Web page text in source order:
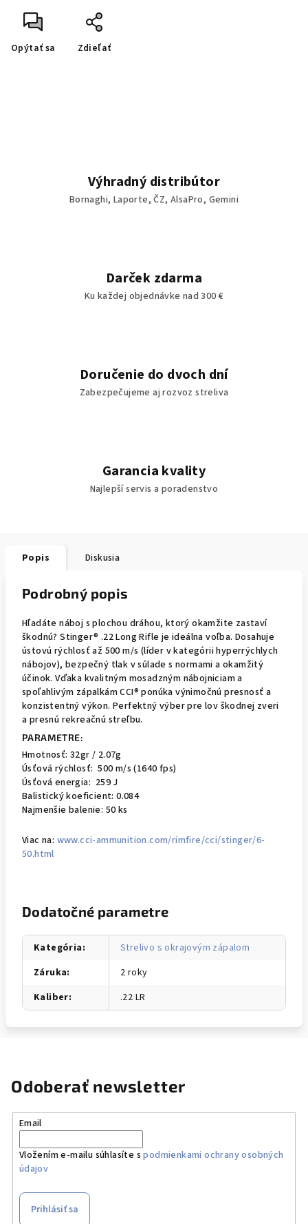
Opýtať sa Zdieľať
Výhradný distribútor
Bornaghi, Laporte, ČZ, AlsaPro, Gemini
Darček zdarma
Ku každej objednávke nad 300 €
Doručenie do dvoch dní
Zabezpečujeme aj rozvoz streliva
Garancia kvality
Najlepší servis a poradenstvo
Popis Diskusia
Podrobný popis
Hľadáte náboj s plochou dráhou, ktorý okamžite zastaví
škodnú? Stinger® .22 Long Rifle je ideálna voľba. Dosahuje
ústovú rýchlosť až 500 m/s (líder v kategórii hyperrýchlych
nábojov), bezpečný tlak v súlade s normami a okamžitý
účinok. Vďaka kvalitným mosadzným nábojniciam a
spoľahlivým zápalkám CCI® ponúka výnimočnú presnosť a
konzistentný výkon. Perfektný výber pre lov škodnej zveri
a presnú rekreačnú streľbu.
PARAMETRE:
Hmotnosť: 32gr / 2.07g
Úsťová rýchlosť: 500 m/s (1640 fps)
Úsťová energia: 259 J
Balistický koeficient: 0.084
Najmenšie balenie: 50 ks
Viac na: www.cci-ammunition.com/rimfire/cci/stinger/6-
50.html
Dodatočné parametre
Kategória:
Strelivo s okrajovým zápalom
Záruka:
2 roky
Kaliber: .22 LR
Odoberať newsletter
Email
Vložením e-mailu súhlasíte spodmienkami ochrany osobných
údajov
Prihlásiť sa